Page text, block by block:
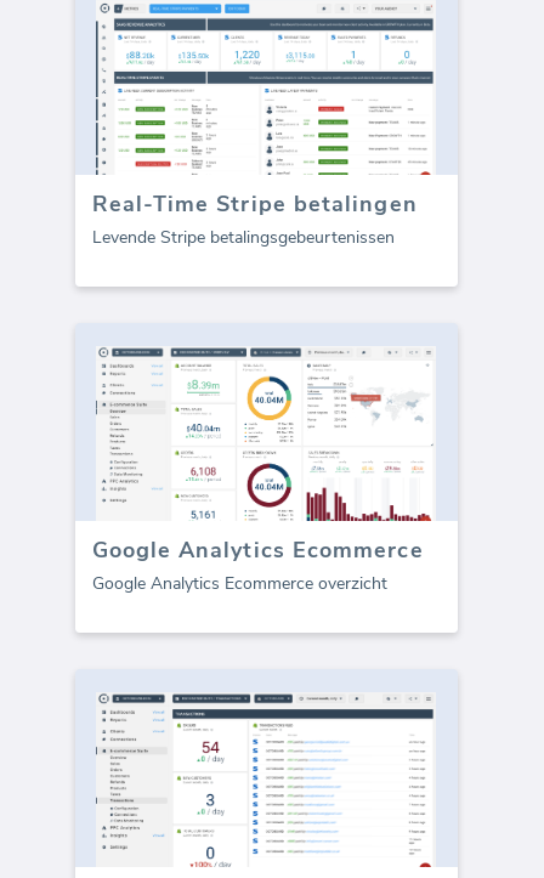
Real-Time Stripe betalingen
Levende Stripe betalingsgebeurtenissen
Google Analytics Ecommerce
Google Analytics Ecommerce overzicht